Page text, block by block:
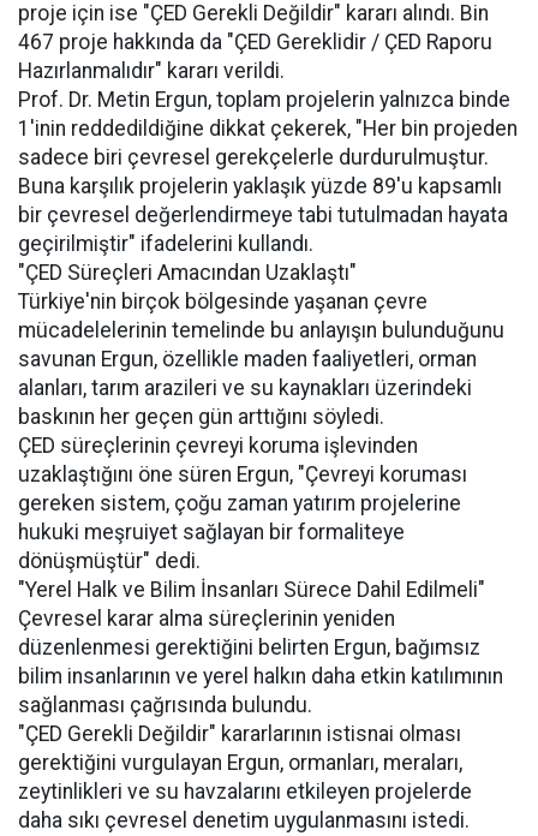
proje için ise "ÇED Gerekli Değildir" kararı alındı. Bin
467 proje hakkında da "ÇED Gereklidir / ÇED Raporu
Hazırlanmalıdır" kararı verildi.
Prof. Dr. Metin Ergun, toplam projelerin yalnızca binde
1'inin reddedildiğine dikkat çekerek, "Her bin projeden
sadece biri çevresel gerekçelerle durdurulmuştur.
Buna karşılık projelerin yaklaşık yüzde 89'u kapsamlı
bir çevresel değerlendirmeye tabi tutulmadan hayata
geçirilmiştir" ifadelerini kullandı.
"ÇED Süreçleri Amacından Uzaklaştı"
Türkiye'nin birçok bölgesinde yaşanan çevre
mücadelelerinin temelinde bu anlayışın bulunduğunu
savunan Ergun, özellikle maden faaliyetleri, orman
alanları, tarım arazileri ve su kaynakları üzerindeki
baskının her geçen gün arttığını söyledi.
ÇED süreçlerinin çevreyi koruma işlevinden
uzaklaştığını öne süren Ergun, "Çevreyi koruması
gereken sistem, çoğu zaman yatırım projelerine
hukuki meşruiyet sağlayan bir formaliteye
dönüşmüştür" dedi.
"Yerel Halk ve Bilim İnsanları Sürece Dahil Edilmeli"
Çevresel karar alma süreçlerinin yeniden
düzenlenmesi gerektiğini belirten Ergun, bağımsız
bilim insanlarının ve yerel halkın daha etkin katılımının
sağlanması çağrısında bulundu.
"ÇED Gerekli Değildir" kararlarının istisnai olması
gerektiğini vurgulayan Ergun, ormanları, meraları,
zeytinlikleri ve su havzalarını etkileyen projelerde
daha sıkı çevresel denetim uygulanmasını istedi.